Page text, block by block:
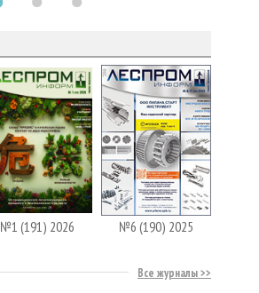
№1 (191) 2026 №6 (190) 2025
Все журналы